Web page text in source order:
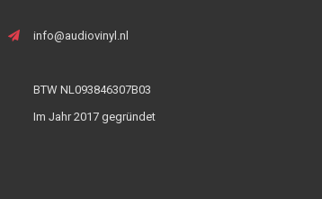
info@audiovinyl.nl
BTW NL093846307B03
Im Jahr 2017 gegründet